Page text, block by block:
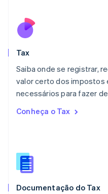
Tax
Saiba onde se registrar,
valor certo dos impostos
necessários para fazer
Conheça o Tax
Documentação do Tax
English
Malta
Noruega
English
Nova Zelândia
Países Baixos
Portugal
Português
English简体中文